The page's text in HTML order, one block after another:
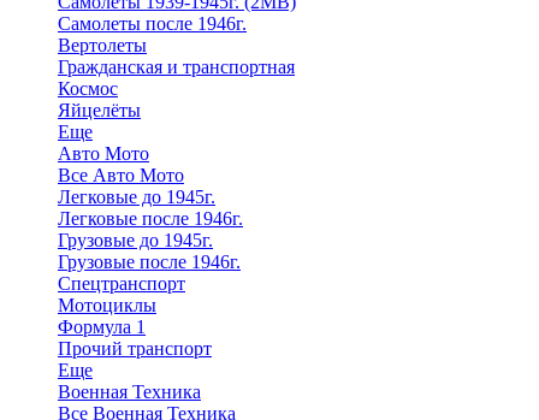
Самолеты после 1946г.
Вертолеты
Гражданская и транспортная
Космос
Яйцелёты
Еще
Авто Мото
Все Авто Мото
Легковые до 1945г.
Легковые после 1946г.
Грузовые до 1945г.
Грузовые после 1946г.
Спецтранспорт
Мотоциклы
Формула 1
Прочий транспорт
Еще
Военная Техника
Все Военная Техника